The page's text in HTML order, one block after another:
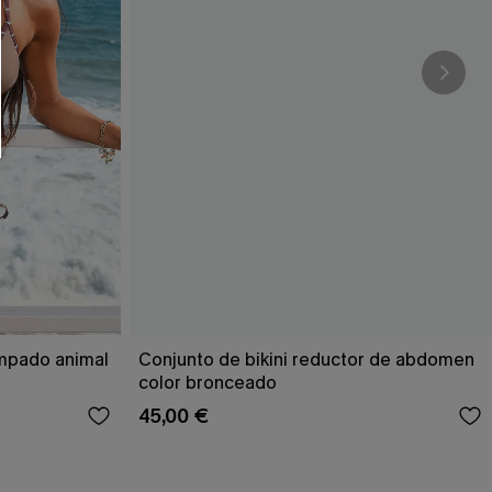
animal
Conjunto de bikini reductor de abdomen
color bronceado
45,00 €
formulario, usted acepta nuestros
, y además acepta recibir correos
de Cupshe en cualquier momento del
compra. Podemos utilizar la
y ofertas adaptados a su perfil.